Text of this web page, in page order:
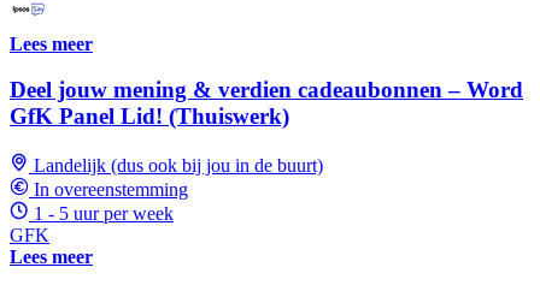
Lees meer
Deel jouw mening & verdien cadeaubonnen – Word
GfK Panel Lid! (Thuiswerk)
Landelijk (dus ook bij jou in de buurt)
In overeenstemming
1 - 5 uur per week
GFK
Lees meer